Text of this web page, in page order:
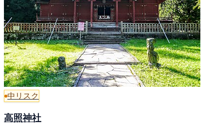
中リスク
高照神社